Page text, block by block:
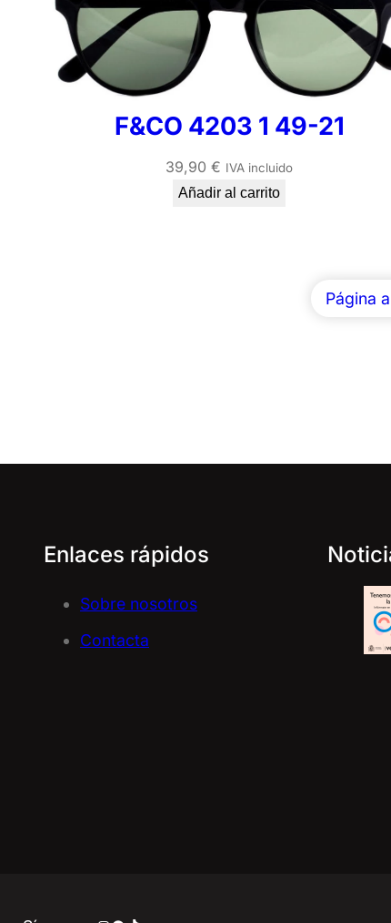
F&CO 4203 1 49-21
39,90€ IVA incluido
Añadir al carrito
Página
Enlaces rápidos
Sobre nosotros
Contacta